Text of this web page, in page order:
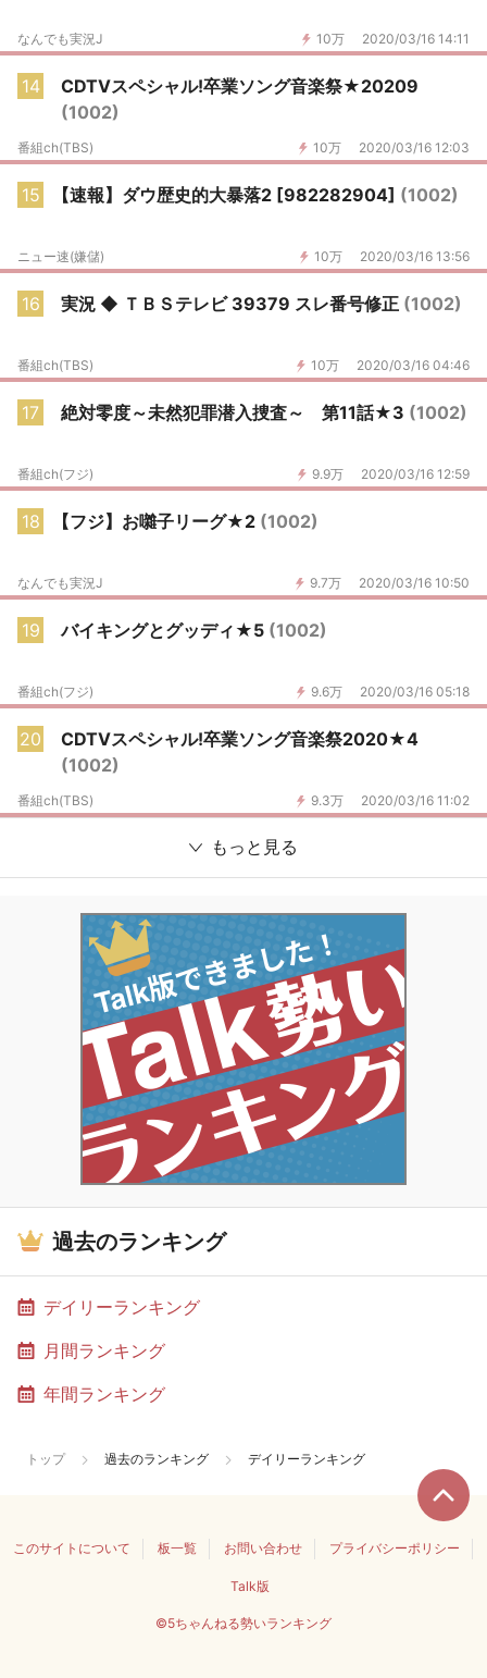
10万 2020/03/16 14:11
なんでも実況J
14
CDTVスペシャル!卒業ソング音楽祭★20209
(1002)
10万 2020/03/16 12:03
番組ch(TBS)
15 【速報】ダウ歴史的大暴落2 [982282904] (1002)
10万 2020/03/16 13:56
ニュー速(嫌儲)
16 実況 ◆ ＴＢＳテレビ 39379 スレ番号修正 (1002)
10万 2020/03/16 04:46
番組ch(TBS)
17 絶対零度～未然犯罪潜入捜査～ 第11話★3 (1002)
9.9万 2020/03/16 12:59
番組ch(フジ)
18 【フジ】お囃子リーグ★2 (1002)
9.7万 2020/03/16 10:50
なんでも実況J
19 バイキングとグッディ★5 (1002)
9.6万 2020/03/16 05:18
番組ch(フジ)
20
CDTVスペシャル!卒業ソング音楽祭2020★4
(1002)
9.3万 2020/03/16 11:02
番組ch(TBS)
もっと見る
過去のランキング
デイリーランキング
月間ランキング
年間ランキング
トップ 過去のランキング デイリーランキング
このサイトについて 板一覧 お問い合わせ プライバシーポリシー
Talk版
©5ちゃんねる勢いランキング